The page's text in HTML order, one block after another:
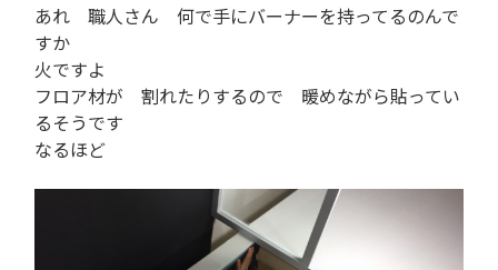
あれ 職人さん 何で手にバーナーを持ってるのんで
すか
火ですよ
フロア材が 割れたりするので 暖めながら貼ってい
るそうです
なるほど